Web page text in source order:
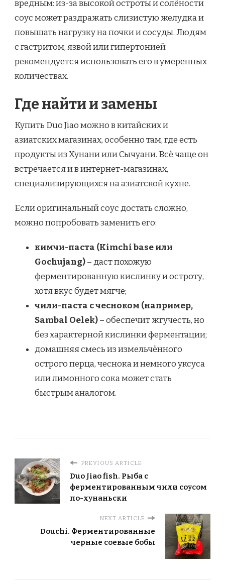
вредным: из-за высокой остроты и солёности
соус может раздражать слизистую желудка и
повышать нагрузку на почки и сосуды. Людям
с гастритом, язвой или гипертонией
рекомендуется использовать его в умеренных
количествах.
Где найти и замены
Купить Duo Jiao можно в китайских и
азиатских магазинах, особенно там, где есть
продукты из Хунани или Сычуани. Всё чаще он
встречается и в интернет-магазинах,
специализирующихся на азиатской кухне.
Если оригинальный соус достать сложно,
можно попробовать заменить его:
кимчи-паста (Kimchi base или
Gochujang)– даст похожую
ферментированную кислинку и остроту,
хотя вкус будет мягче;
чили-паста с чесноком (например,
Sambal Oelek)– обеспечит жгучесть, но
без характерной кислинки ферментации;
домашняя смесь из измельчённого
острого перца, чеснока и немного уксуса
или лимонного сока может стать
быстрым аналогом.
PREVIOUS ARTICLE
Duo Jiao fish. Рыба с
ферментированным чили соусом
по-хунаньски
NEXT ARTICLE
Douchi. Ферментированные
черные соевые бобы